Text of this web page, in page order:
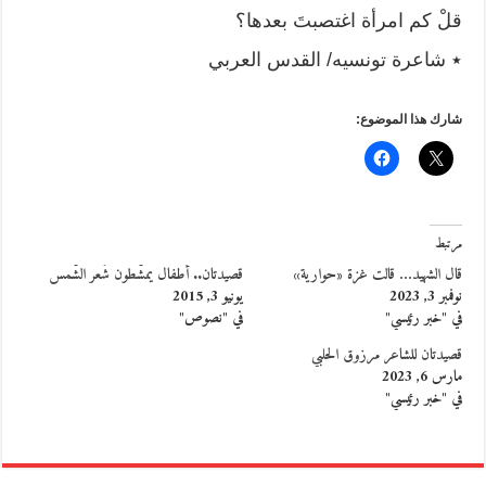
قلْ كم امرأة اغتصبتَ بعدها؟
٭ شاعرة تونسيه/ القدس العربي
شارك هذا الموضوع:
مرتبط
قال الشهيد… قالت غزة «حوارية»
نوفمبر 3, 2023
في "خبر رئيسي"
قصيدتان.. أطفال يمشّطون شَعر الشّمس
يونيو 3, 2015
في "نصوص"
قصيدتان للشاعر مرزوق الحلبي
مارس 6, 2023
في "خبر رئيسي"